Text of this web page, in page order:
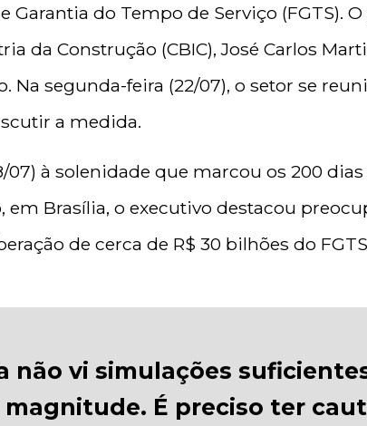
Garantia do Tempo de Serviço (FGTS).
da Construção (CBIC), José Carlos
Na segunda-feira (22/07), o setor se
a medida.
07) à solenidade que marcou os 200
em Brasília, o executivo destacou
de cerca de R$ 30 bilhões do
não vi simulações
magnitude. É preciso ter